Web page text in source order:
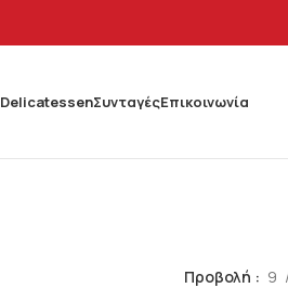
DelicatessenΣυνταγέςΕπικοινωνία
Προβολή 9